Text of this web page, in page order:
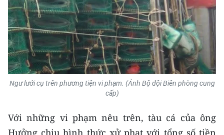
Media Thế giới
Media Thể thao
Media Giáo dục
Media Y tế
Media Môi trường
Ngư lưới cụ trên phương tiện vi phạm. (Ảnh Bộ đội Biên phòng cung
cấp)
Với những vi phạm nêu trên, tàu cá của ông